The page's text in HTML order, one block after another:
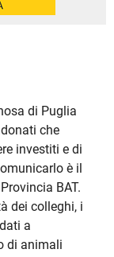
di Puglia
che
investiti e di
è il
BAT.
dei colleghi, i
a
di animali